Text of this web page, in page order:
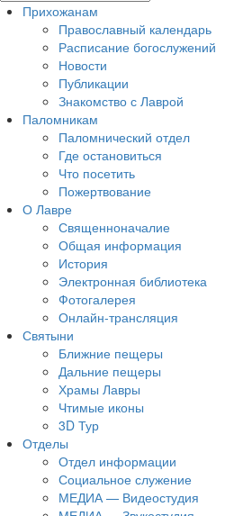
Прихожанам
Православный календарь
Расписание богослужений
Новости
Публикации
Знакомство с Лаврой
Паломникам
Паломнический отдел
Где остановиться
Что посетить
Пожертвование
О Лавре
Священноначалие
Общая информация
История
Электронная библиотека
Фотогалерея
Онлайн-трансляция
Святыни
Ближние пещеры
Дальние пещеры
Храмы Лавры
Чтимые иконы
3D Тур
Отделы
Отдел информации
Социальное служение
МЕДИА — Видеостудия